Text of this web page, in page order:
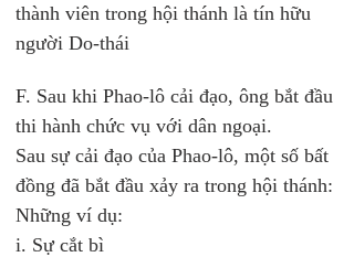
thành viên trong hội thánh là tín hữu
người Do-thái
F. Sau khi Phao-lô cải đạo, ông bắt đầu
thi hành chức vụ với dân ngoại.
Sau sự cải đạo của Phao-lô, một số bất
đồng đã bắt đầu xảy ra trong hội thánh:
Những ví dụ:
i. Sự cắt bì